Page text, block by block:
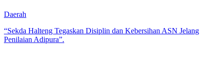
Daerah
“Sekda Halteng Tegaskan Disiplin dan Kebersihan ASN Jelang
Penilaian Adipura”.